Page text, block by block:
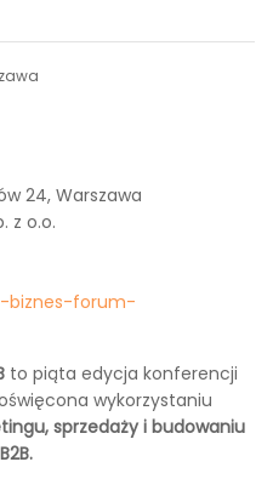
24, Warszawa
z o.o.
biznes-forum-
to piąta edycja konferencji
wykorzystaniu
sprzedaży i budowaniu